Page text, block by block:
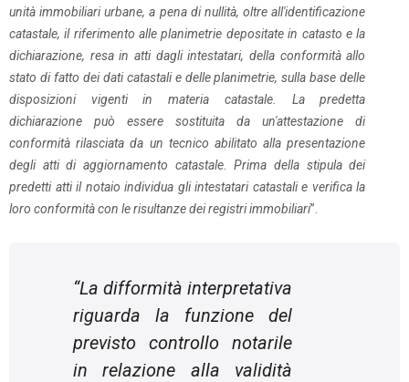
unità immobiliari urbane, a pena di nullità, oltre all'identificazione
catastale, il riferimento alle planimetrie depositate in catasto e la
dichiarazione, resa in atti dagli intestatari, della conformità allo
stato di fatto dei dati catastali e delle planimetrie, sulla base delle
disposizioni vigenti in materia catastale. La predetta
dichiarazione può essere sostituita da un'attestazione di
conformità rilasciata da un tecnico abilitato alla presentazione
degli atti di aggiornamento catastale. Prima della stipula dei
predetti atti il notaio individua gli intestatari catastali e verifica la
loro conformità con le risultanze dei registri immobiliari”.
“La difformità interpretativa
riguarda la funzione del
previsto controllo notarile
in relazione alla validità